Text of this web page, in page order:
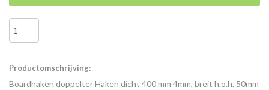
Productomschrijving:
Boardhaken doppelter Haken dicht 400 mm 4mm, breit h.o.h. 50mm